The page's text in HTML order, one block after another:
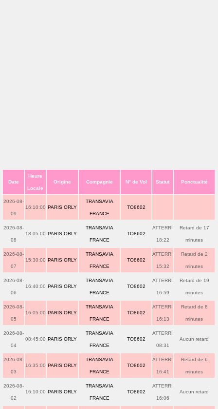
Date
Heure
Locale
Origine Compagnie N° de Vol Statut Ponctualité
2026-08-
09
16:10:00 PARIS ORLY
TRANSAVIA
FRANCE
TO8602
2026-08-
08
18:05:00 PARIS ORLY
TRANSAVIA
FRANCE
TO8602
ATTERRI
18:22
Retard de 17
minutes
2026-08-
07
15:30:00 PARIS ORLY
TRANSAVIA
FRANCE
TO8602
ATTERRI
15:32
Retard de 2
minutes
2026-08-
06
16:40:00 PARIS ORLY
TRANSAVIA
FRANCE
TO8602
ATTERRI
16:59
Retard de 19
minutes
2026-08-
05
16:05:00 PARIS ORLY
TRANSAVIA
FRANCE
TO8602
ATTERRI
16:13
Retard de 8
minutes
2026-08-
04
08:45:00 PARIS ORLY
TRANSAVIA
FRANCE
TO8602
ATTERRI
08:31
Aucun retard
2026-08-
03
16:35:00 PARIS ORLY
TRANSAVIA
FRANCE
TO8602
ATTERRI
16:41
Retard de 6
minutes
2026-08-
02
16:10:00 PARIS ORLY
TRANSAVIA
FRANCE
TO8602
ATTERRI
16:06
Aucun retard